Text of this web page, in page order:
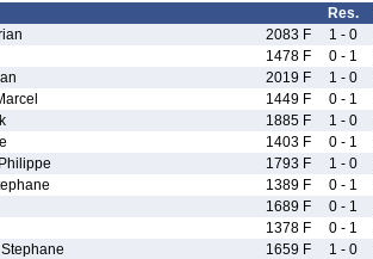
Res.
2083 F 1 - 0
1478 F 0 - 1
2019 F 1 - 0
1449 F 0 - 1
1885 F 1 - 0
1403 F 0 - 1
1793 F 1 - 0
1389 F 0 - 1
1689 F 0 - 1
1378 F 0 - 1
1659 F 1 - 0